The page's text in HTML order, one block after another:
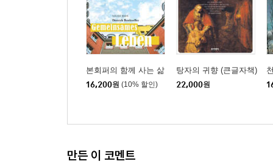
본회퍼의 함께 사는 삶
16,200원 (10% 할인)
탕자의 귀향 (큰글자책)
22,000원
만든 이 코멘트